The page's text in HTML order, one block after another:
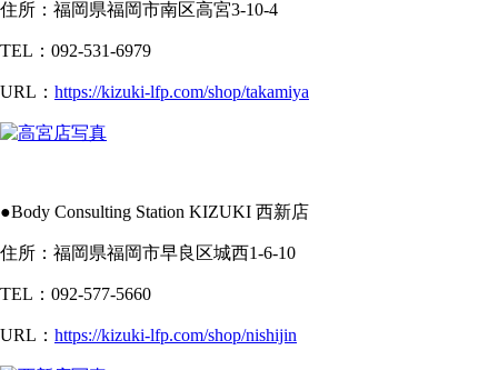
住所：福岡県福岡市南区高宮3-10-4
TEL：092-531-6979
URL： https://kizuki-lfp.com/shop/takamiya
●Body Consulting Station KIZUKI 西新店
住所：福岡県福岡市早良区城西1-6-10
TEL：092-577-5660
URL： https://kizuki-lfp.com/shop/nishijin